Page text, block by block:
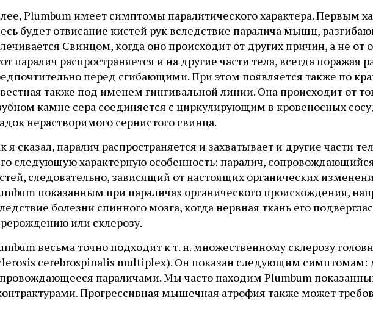
Plumbum имеет симптомы паралитического характера. Первым
будет отвисание кистей рук вследствие паралича мышц,
Свинцом, когда оно происходит от других причин, а не от
паралич распространяется и на другие части тела, всегда
перед сгибающими. При этом появляется также по
также под именем гингивальной линии. Она происходит от
камне сера соединяется с циркулирующим в кровеносных
нерастворимого сернистого свинца.
я сказал, паралич распространяется и захватывает и другие части
следующую характерную особенность: паралич,
следовательно, зависящий от настоящих органических
показанным при параличах органического происхождения,
болезни спинного мозга, когда нервная ткань его
или склерозу.
весьма точно подходит к т. н. множественному склерозу
cerebrospinalis multiplex). Он показан следующим симптомам:
параличами. Мы часто находим Plumbum
Прогрессивная мышечная атрофия также может